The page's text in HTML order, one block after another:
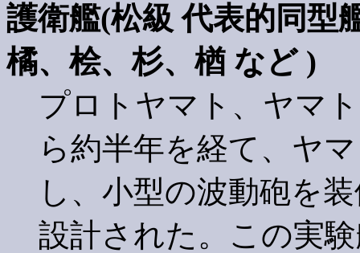
護衛艦(松級 代表的同型
橘、桧、杉、楢 など )
プロトヤマト、ヤマ
ら約半年を経て、ヤ
し、小型の波動砲を
設計された。この実